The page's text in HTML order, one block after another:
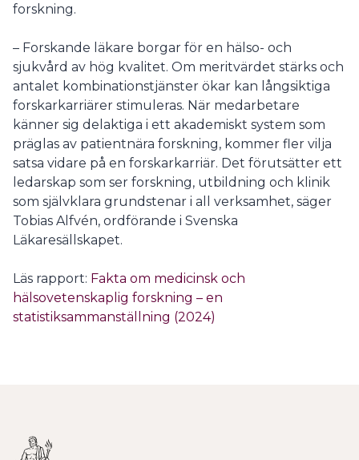
forskning.
– Forskande läkare borgar för en hälso- och
sjukvård av hög kvalitet. Om meritvärdet stärks och
antalet kombinationstjänster ökar kan långsiktiga
forskarkarriärer stimuleras. När medarbetare
känner sig delaktiga i ett akademiskt system som
präglas av patientnära forskning, kommer fler vilja
satsa vidare på en forskarkarriär. Det förutsätter ett
ledarskap som ser forskning, utbildning och klinik
som självklara grundstenar i all verksamhet, säger
Tobias Alfvén, ordförande i Svenska
Läkaresällskapet.
Läs rapport: Fakta om medicinsk och
hälsovetenskaplig forskning – en
statistiksammanställning (2024)